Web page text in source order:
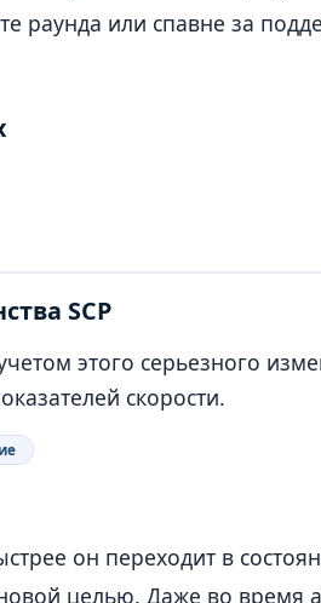
раунда или спавне за
SCP
этого серьезного
скорости.
он переходит в
целью. Даже во время